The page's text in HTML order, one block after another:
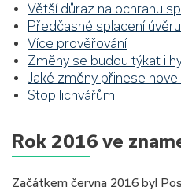
Větší důraz na ochranu
Předčasné splacení
Více prověřování
Změny se budou týkat i
Jaké změny přinese
Stop lichvářům
Rok 2016 ve
Začátkem června 2016 byl